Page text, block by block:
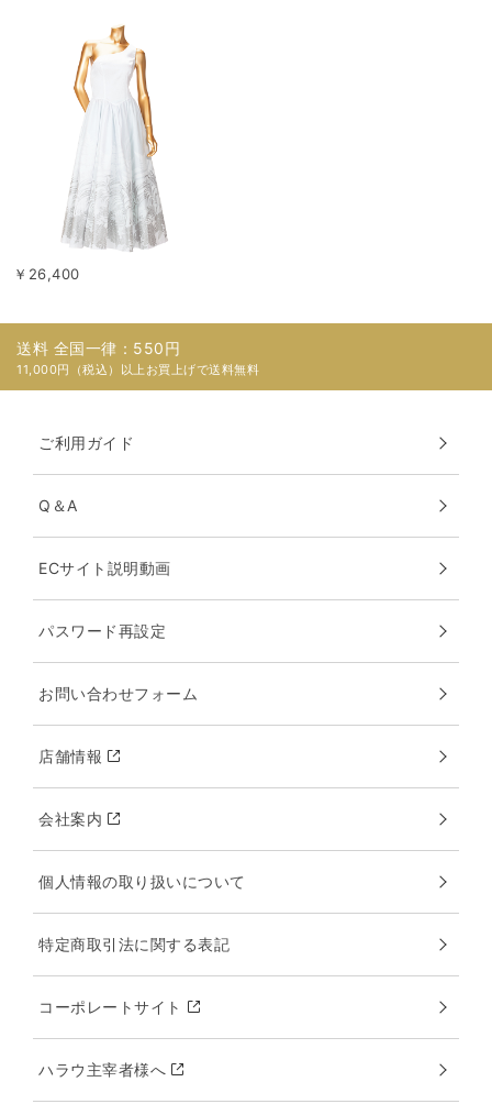
￥26,400
送料 全国一律：550円
11,000円（税込）以上お買上げで送料無料
ご利用ガイド
Q＆A
ECサイト説明動画
パスワード再設定
お問い合わせフォーム
店舗情報
会社案内
個人情報の取り扱いについて
特定商取引法に関する表記
コーポレートサイト
ハラウ主宰者様へ